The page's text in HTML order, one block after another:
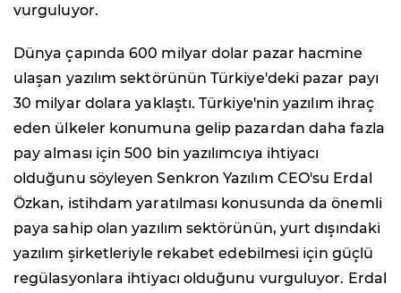
vurguluyor.
Dünya çapında 600 milyar dolar pazar hacmine
ulaşan yazılım sektörünün Türkiye'deki pazar payı
30 milyar dolara yaklaştı. Türkiye'nin yazılım ihraç
eden ülkeler konumuna gelip pazardan daha fazla
pay alması için 500 bin yazılımcıya ihtiyacı
olduğunu söyleyen Senkron Yazılım CEO'su Erdal
Özkan, istihdam yaratılması konusunda da önemli
paya sahip olan yazılım sektörünün, yurt dışındaki
yazılım şirketleriyle rekabet edebilmesi için güçlü
regülasyonlara ihtiyacı olduğunu vurguluyor. Erdal